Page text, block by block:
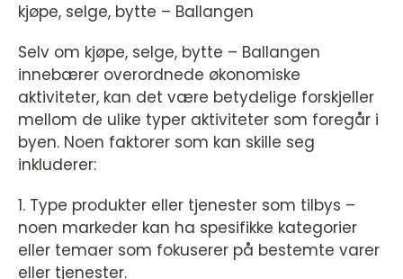
kjøpe, selge, bytte – Ballangen
Selv om kjøpe, selge, bytte – Ballangen
innebærer overordnede økonomiske
aktiviteter, kan det være betydelige forskjeller
mellom de ulike typer aktiviteter som foregår i
byen. Noen faktorer som kan skille seg
inkluderer:
1. Type produkter eller tjenester som tilbys –
noen markeder kan ha spesifikke kategorier
eller temaer som fokuserer på bestemte varer
eller tjenester.